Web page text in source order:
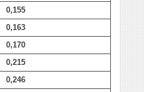
0,155
0,163
0,170
0,215
0,246